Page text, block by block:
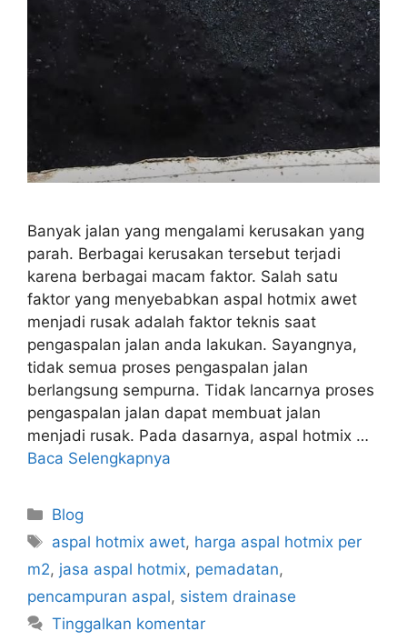
Banyak jalan yang mengalami kerusakan yang
parah. Berbagai kerusakan tersebut terjadi
karena berbagai macam faktor. Salah satu
faktor yang menyebabkan aspal hotmix awet
menjadi rusak adalah faktor teknis saat
pengaspalan jalan anda lakukan. Sayangnya,
tidak semua proses pengaspalan jalan
berlangsung sempurna. Tidak lancarnya proses
pengaspalan jalan dapat membuat jalan
menjadi rusak. Pada dasarnya, aspal hotmix …
Baca Selengkapnya
Kategori
Blog
Tag
aspal hotmix awet, harga aspal hotmix per
m2, jasa aspal hotmix, pemadatan,
pencampuran aspal, sistem drainase
Tinggalkan komentar